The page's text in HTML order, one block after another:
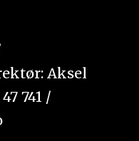
Aksel
741 /